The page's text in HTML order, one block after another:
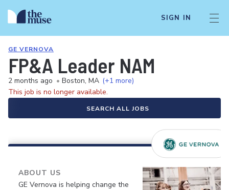
SIGN IN
GE VERNOVA
FP&A Leader NAM
2 months ago • Boston, MA (+1 more)
This job is no longer available.
SEARCH ALL JOBS
ABOUT US
GE Vernova is helping change the